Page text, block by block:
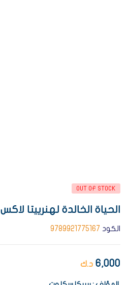
OUT OF STOCK
الحياة الخالدة لهنرييتا لاكس
الكود 9789921775167
6,000 د.ك